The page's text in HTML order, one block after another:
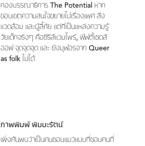
กองบรรณาธิการ The Potential หาก
ขอบเขตความสนใจขยายไปเรื่องเพศ สิ่ง
แวดล้อม และผู้ลี้ภัย แต่ที่เป็นแหล่งความรู้
วัยเด็กจริงๆ คือซีรีส์แวมไพร์, ฟิฟตี้เชดส์
ออฟ จุดจุดจุด และ ยังมุฟอรจาก Queer
as folk ไม่ได้
ภาพพิมพ์ พิมมะรัตน์
เพิ่งค้นพบว่าเป็นคนชอบแมวแบบที่ชอบคนที่